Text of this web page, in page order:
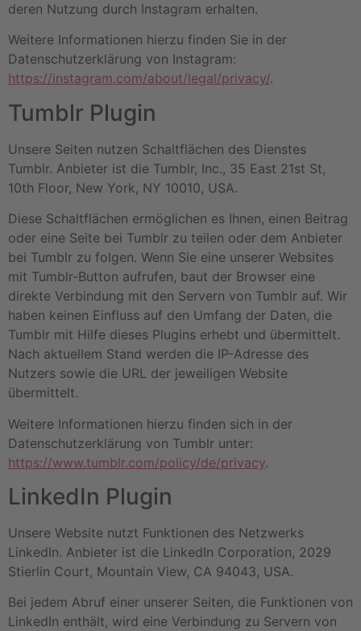
deren Nutzung durch Instagram erhalten.
Weitere Informationen hierzu finden Sie in der
Datenschutzerklärung von Instagram:
https://instagram.com/about/legal/privacy/.
Tumblr Plugin
Unsere Seiten nutzen Schaltflächen des Dienstes
Tumblr. Anbieter ist die Tumblr, Inc., 35 East 21st St,
10th Floor, New York, NY 10010, USA.
Diese Schaltflächen ermöglichen es Ihnen, einen Beitrag
oder eine Seite bei Tumblr zu teilen oder dem Anbieter
bei Tumblr zu folgen. Wenn Sie eine unserer Websites
mit Tumblr-Button aufrufen, baut der Browser eine
direkte Verbindung mit den Servern von Tumblr auf. Wir
haben keinen Einfluss auf den Umfang der Daten, die
Tumblr mit Hilfe dieses Plugins erhebt und übermittelt.
Nach aktuellem Stand werden die IP-Adresse des
Nutzers sowie die URL der jeweiligen Website
übermittelt.
Weitere Informationen hierzu finden sich in der
Datenschutzerklärung von Tumblr unter:
https://www.tumblr.com/policy/de/privacy.
LinkedIn Plugin
Unsere Website nutzt Funktionen des Netzwerks
LinkedIn. Anbieter ist die LinkedIn Corporation, 2029
Stierlin Court, Mountain View, CA 94043, USA.
Bei jedem Abruf einer unserer Seiten, die Funktionen von
LinkedIn enthält, wird eine Verbindung zu Servern von